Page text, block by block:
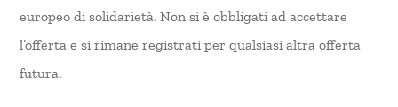
europeo di solidarietà. Non si è obbligati ad accettare
l’offerta e si rimane registrati per qualsiasi altra offerta
futura.